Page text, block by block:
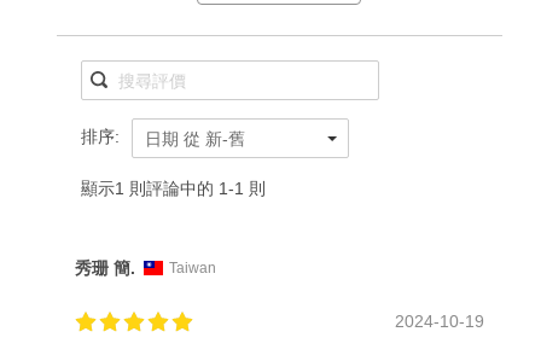
排序: 日期 從 新-舊
顯示1 則評論中的 1-1 則
秀珊 簡. Taiwan
2024-10-19